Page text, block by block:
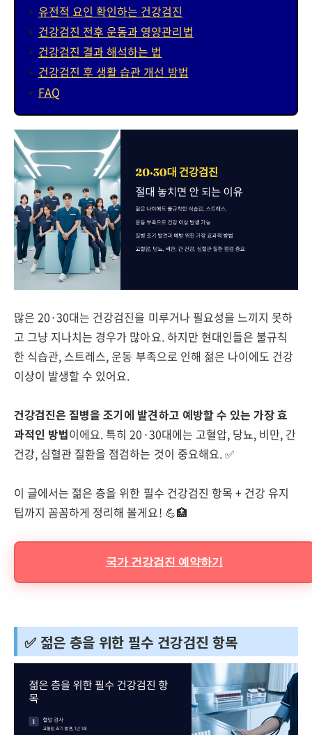
유전적 요인 확인하는 건강검진
건강검진 전후 운동과 영양관리법
건강검진 결과 해석하는 법
건강검진 후 생활 습관 개선 방법
FAQ
많은 20·30대는 건강검진을 미루거나 필요성을 느끼지 못하
고 그냥 지나치는 경우가 많아요. 하지만 현대인들은 불규칙
한 식습관, 스트레스, 운동 부족으로 인해 젊은 나이에도 건강
이상이 발생할 수 있어요.
건강검진은 질병을 조기에 발견하고 예방할 수 있는 가장 효
과적인 방법이에요. 특히 20·30대에는 고혈압, 당뇨, 비만, 간
건강, 심혈관 질환을 점검하는 것이 중요해요. ✅
이 글에서는 젊은 층을 위한 필수 건강검진 항목 + 건강 유지
팁까지 꼼꼼하게 정리해 볼게요! 💪🏥
국가 건강검진 예약하기
✅ 젊은 층을 위한 필수 건강검진 항목